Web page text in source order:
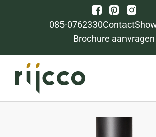
085-0762330Contact
Brochure aanvragen